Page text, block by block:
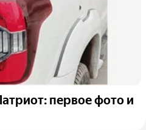
первое фото и